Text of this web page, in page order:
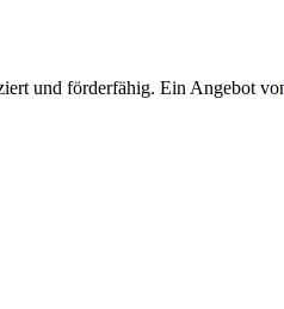
und förderfähig. Ein Angebot